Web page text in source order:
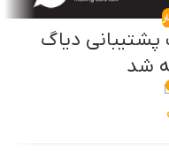
دیاگ
شد